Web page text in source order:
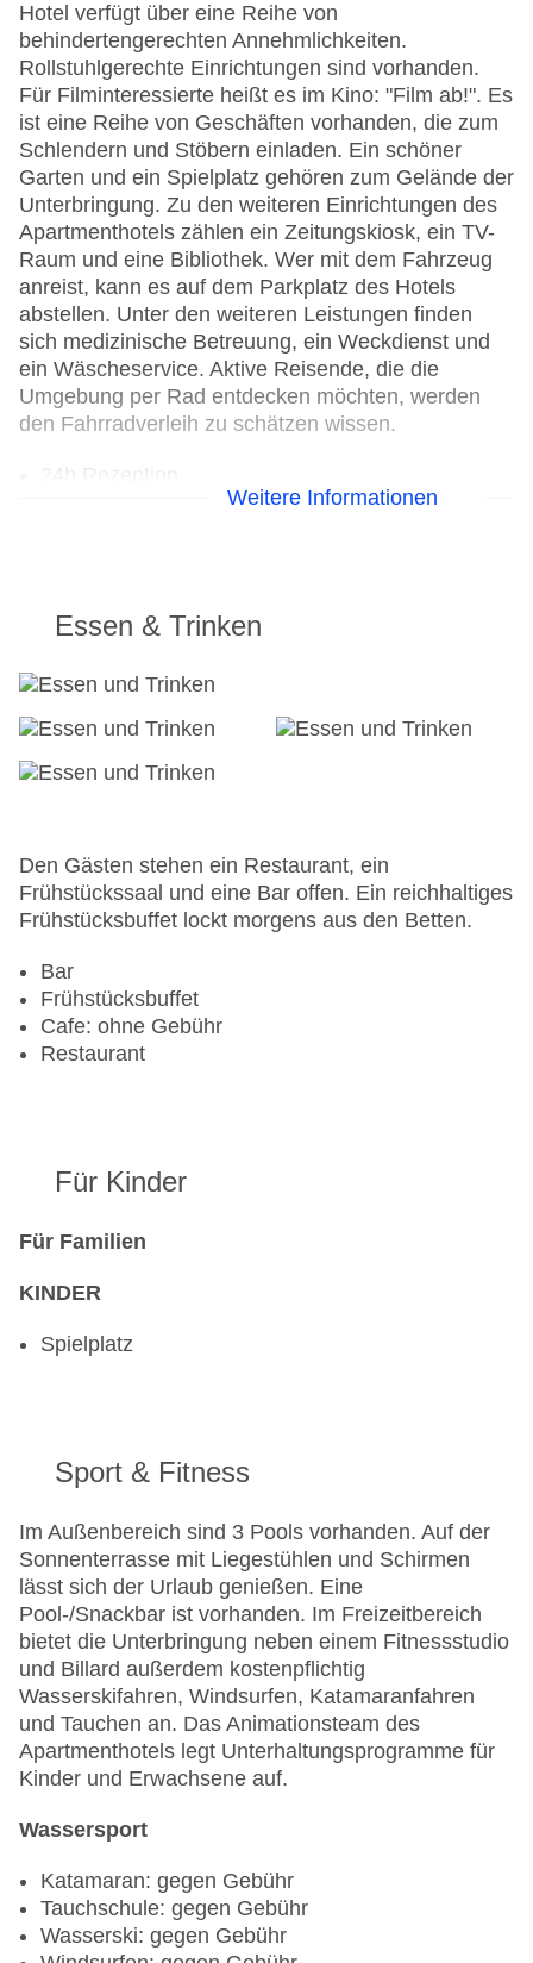
Hotel verfügt über eine Reihe von
behindertengerechten Annehmlichkeiten.
Rollstuhlgerechte Einrichtungen sind vorhanden.
Für Filminteressierte heißt es im Kino: "Film ab!". Es
ist eine Reihe von Geschäften vorhanden, die zum
Schlendern und Stöbern einladen. Ein schöner
Garten und ein Spielplatz gehören zum Gelände der
Unterbringung. Zu den weiteren Einrichtungen des
Apartmenthotels zählen ein Zeitungskiosk, ein TV-
Raum und eine Bibliothek. Wer mit dem Fahrzeug
anreist, kann es auf dem Parkplatz des Hotels
abstellen. Unter den weiteren Leistungen finden
sich medizinische Betreuung, ein Weckdienst und
ein Wäscheservice. Aktive Reisende, die die
Umgebung per Rad entdecken möchten, werden
den Fahrradverleih zu schätzen wissen.
Hotelsafe
WLAN/WiFi im Hotel
Lift
Anzahl der Aufzüge: 1
Sonnenterrasse
Pools:Outdoor Pool, Sonnenschirme am Pool,
Liegen am Pool
Zahlungsarten: Mastercard, Visa
Weitere Informationen
Essen & Trinken
Den Gästen stehen ein Restaurant, ein
Frühstückssaal und eine Bar offen. Ein reichhaltiges
Frühstücksbuffet lockt morgens aus den Betten.
Bar
Frühstücksbuffet
Cafe: ohne Gebühr
Restaurant
Für Kinder
Für Familien
KINDER
Spielplatz
Sport & Fitness
Im Außenbereich sind 3 Pools vorhanden. Auf der
Sonnenterrasse mit Liegestühlen und Schirmen
lässt sich der Urlaub genießen. Eine
Pool-/Snackbar ist vorhanden. Im Freizeitbereich
bietet die Unterbringung neben einem Fitnessstudio
und Billard außerdem kostenpflichtig
Wasserskifahren, Windsurfen, Katamaranfahren
und Tauchen an. Das Animationsteam des
Apartmenthotels legt Unterhaltungsprogramme für
Kinder und Erwachsene auf.
Wassersport
Katamaran: gegen Gebühr
Tauchschule: gegen Gebühr
Wasserski: gegen Gebühr